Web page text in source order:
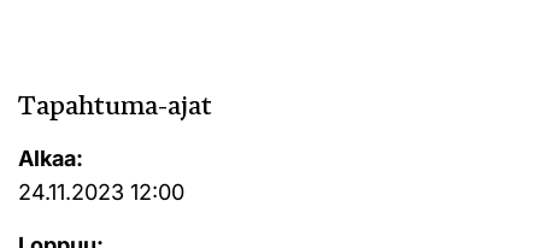
Tapahtuma-ajat
Alkaa:
24.11.2023 12:00